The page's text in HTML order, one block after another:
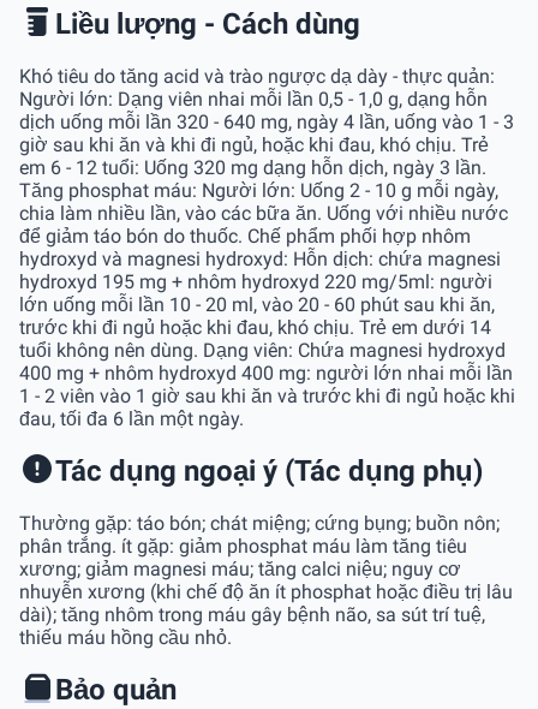
Liều lượng - Cách dùng
Khó tiêu do tăng acid và trào ngược dạ dày - thực quản:
Người lớn: Dạng viên nhai mỗi lần 0,5 - 1,0 g, dạng hỗn
dịch uống mỗi lần 320 - 640 mg, ngày 4 lần, uống vào 1 - 3
giờ sau khi ăn và khi đi ngủ, hoặc khi đau, khó chịu. Trẻ
em 6 - 12 tuổi: Uống 320 mg dạng hỗn dịch, ngày 3 lần.
Tăng phosphat máu: Người lớn: Uống 2 - 10 g mỗi ngày,
chia làm nhiều lần, vào các bữa ăn. Uống với nhiều nước
để giảm táo bón do thuốc. Chế phẩm phối hợp nhôm
hydroxyd và magnesi hydroxyd: Hỗn dịch: chứa magnesi
hydroxyd 195 mg + nhôm hydroxyd 220 mg/5ml: người
lớn uống mỗi lần 10 - 20 ml, vào 20 - 60 phút sau khi ăn,
trước khi đi ngủ hoặc khi đau, khó chịu. Trẻ em dưới 14
tuổi không nên dùng. Dạng viên: Chứa magnesi hydroxyd
400 mg + nhôm hydroxyd 400 mg: người lớn nhai mỗi lần
1 - 2 viên vào 1 giờ sau khi ăn và trước khi đi ngủ hoặc khi
đau, tối đa 6 lần một ngày.
Tác dụng ngoại ý (Tác dụng phụ)
Thường gặp: táo bón; chát miệng; cứng bụng; buồn nôn;
phân trắng. ít gặp: giảm phosphat máu làm tăng tiêu
xương; giảm magnesi máu; tăng calci niệu; nguy cơ
nhuyễn xương (khi chế độ ăn ít phosphat hoặc điều trị lâu
dài); tăng nhôm trong máu gây bệnh não, sa sút trí tuệ,
thiếu máu hồng cầu nhỏ.
Bảo quản